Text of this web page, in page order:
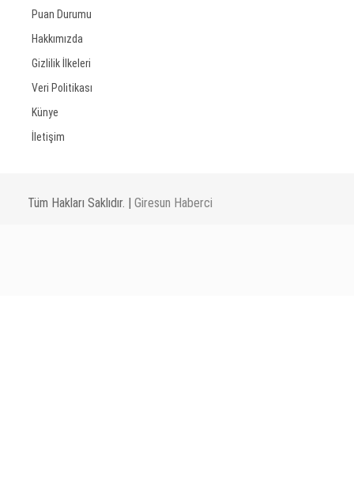
Puan Durumu
Hakkımızda
Gizlilik İlkeleri
Veri Politikası
Künye
İletişim
Tüm Hakları Saklıdır. | Giresun Haberci